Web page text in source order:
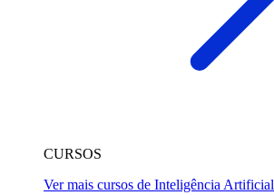
CURSOS
Ver mais cursos de Inteligência Artificial